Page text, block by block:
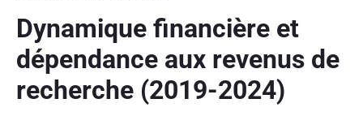
Dynamique financière et
dépendance aux revenus de
recherche (2019-2024)